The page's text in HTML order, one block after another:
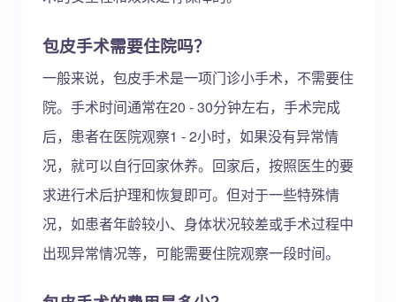
包皮手术需要住院吗？
一般来说，包皮手术是一项门诊小手术，不需要住
院。手术时间通常在20 - 30分钟左右，手术完成
后，患者在医院观察1 - 2小时，如果没有异常情
况，就可以自行回家休养。回家后，按照医生的要
求进行术后护理和恢复即可。但对于一些特殊情
况，如患者年龄较小、身体状况较差或手术过程中
出现异常情况等，可能需要住院观察一段时间。